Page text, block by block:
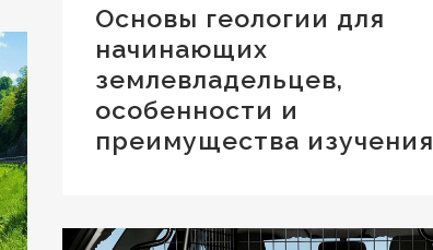
Основы геологии для
начинающих
землевладельцев,
особенности и
преимущества изучения